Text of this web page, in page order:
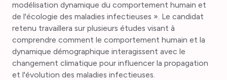
modélisation dynamique du comportement humain et
de l'écologie des maladies infectieuses ». Le candidat
retenu travaillera sur plusieurs études visant à
comprendre comment le comportement humain et la
dynamique démographique interagissent avec le
changement climatique pour influencer la propagation
et l'évolution des maladies infectieuses.